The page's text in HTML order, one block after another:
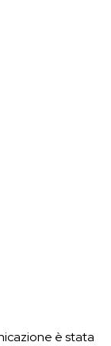
è stata